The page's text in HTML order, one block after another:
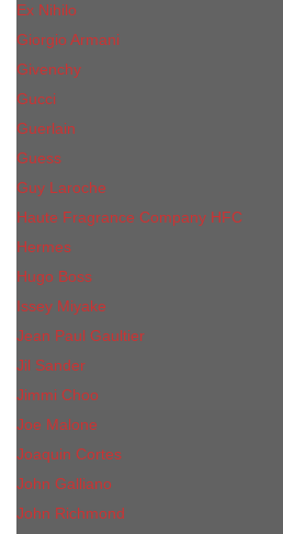
Ex Nihilo
Giorgio Armani
Givenchy
Gucci
Guerlain
Guess
Guy Laroche
Haute Fragrance Company HFC
Hermes
Hugo Boss
Issey Miyake
Jean Paul Gaultier
Jil Sander
Jimmi Choo
Jое Malоnе
Joaquin Cortes
John Galliano
John Richmond